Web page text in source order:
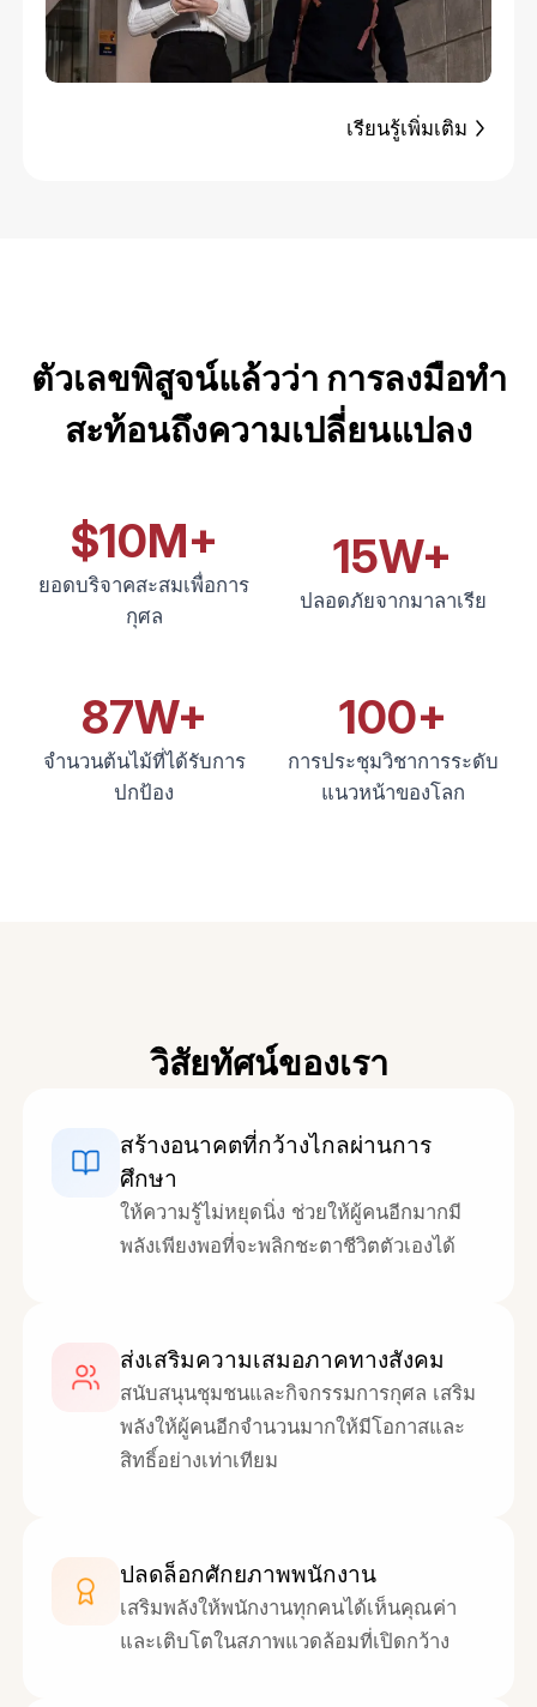
เรียนรู้เพิ่มเติม
ตัวเลขพิสูจน์แล้วว่า การลงมือทำ
สะท้อนถึงความเปลี่ยนแปลง
$10M+
ยอดบริจาคสะสมเพื่อการ
กุศล
15W+
ปลอดภัยจากมาลาเรีย
87W+
จำนวนต้นไม้ที่ได้รับการ
ปกป้อง
100+
การประชุมวิชาการระดับ
แนวหน้าของโลก
วิสัยทัศน์ของเรา
สร้างอนาคตที่กว้างไกลผ่านการ
ศึกษา
ให้ความรู้ไม่หยุดนิ่ง ช่วยให้ผู้คนอีกมากมี
พลังเพียงพอที่จะพลิกชะตาชีวิตตัวเองได้
ส่งเสริมความเสมอภาคทางสังคม
สนับสนุนชุมชนและกิจกรรมการกุศล เสริม
พลังให้ผู้คนอีกจำนวนมากให้มีโอกาสและ
สิทธิ์อย่างเท่าเทียม
ปลดล็อกศักยภาพพนักงาน
เสริมพลังให้พนักงานทุกคนได้เห็นคุณค่า
และเติบโตในสภาพแวดล้อมที่เปิดกว้าง